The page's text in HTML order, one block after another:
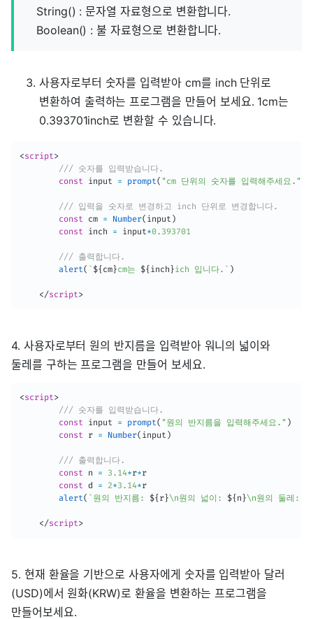
String() : 문자열 자료형으로 변환합니다.
Boolean() : 불 자료형으로 변환합니다.
사용자로부터 숫자를 입력받아 cm를 inch 단위로
변환하여 출력하는 프로그램을 만들어 보세요. 1cm는
0.393701inch로 변환할 수 있습니다.
<script>
/// 숫자를 입력받습니다.
const input = prompt( "cm 단위의 숫자를 입력해주세요."
/// 입력을 숫자로 변경하고 inch 단위로 변경합니다.
const cm = Number( input )
const inch = input*0.393701
/// 출력합니다.
alert( ` ${cm}cm는 ${inch}ich 입니다. ` )
</script>
4. 사용자로부터 원의 반지름을 입력받아 워니의 넓이와
둘레를 구하는 프로그램을 만들어 보세요.
<script>
/// 숫자를 입력받습니다.
const input = prompt( "원의 반지름을 입력해주세요." )
const r = Number( input )
/// 출력합니다.
const n = 3.14*r*r
const d = 2*3.14*r
alert( ` 원의 반지름: ${r}\n원의 넓이: ${n}\n원의 둘레:
</script>
5. 현재 환율을 기반으로 사용자에게 숫자를 입력받아 달러
(USD)에서 원화(KRW)로 환율을 변환하는 프로그램을
만들어보세요.